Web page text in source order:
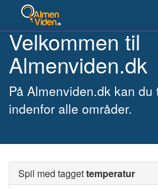
Velkommen til
Almenviden.dk
På Almenviden.dk kan
indenfor alle områder.
Spil med taggettemperatur